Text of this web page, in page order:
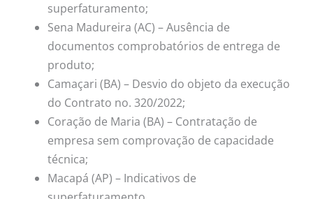
superfaturamento;
Sena Madureira (AC) – Ausência de
documentos comprobatórios de entrega de
produto;
Camaçari (BA) – Desvio do objeto da execução
do Contrato no. 320/2022;
Coração de Maria (BA) – Contratação de
empresa sem comprovação de capacidade
técnica;
Macapá (AP) – Indicativos de